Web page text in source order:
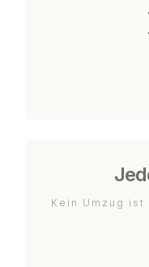
Kein Umzug ist